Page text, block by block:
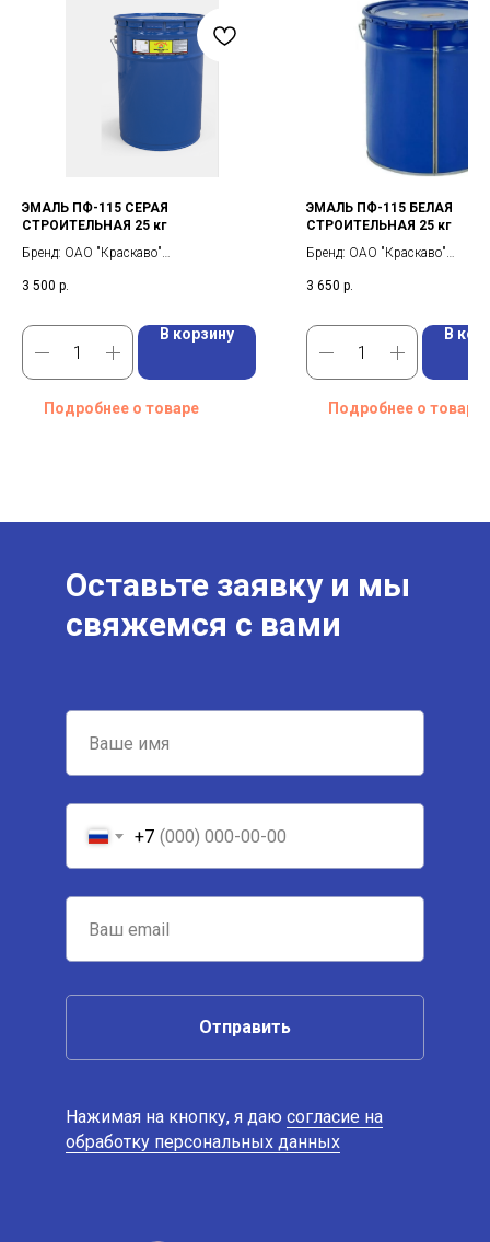
ЭМАЛЬ ПФ-115 СЕРАЯ
СТРОИТЕЛЬНАЯ 25 кг
Бренд: ОАО "Краскаво"
Виды работ: Для внутреннего и
3 500 р.
В корзину
Подробнее о товаре
ЭМАЛЬ ПФ-115 БЕЛАЯ
СТРОИТЕЛЬНАЯ 25 кг
Бренд: ОАО "Краскаво"
Виды работ: Для внутреннего
3 650 р.
В
Подробнее о товаре
Оставьте заявку и мы
свяжемся с вами
+7
Отправить
Нажимая на кнопку, я даю согласие на
обработку персональных данных